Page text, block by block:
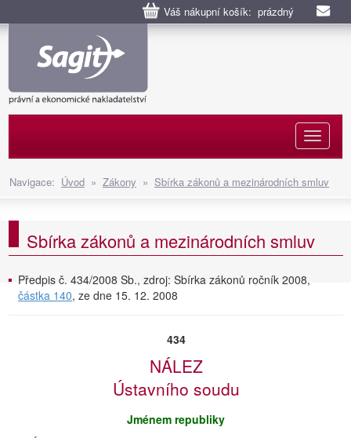
Váš nákupní košík: prázdný
Navigace: Úvod » Zákony » Sbírka zákonů a mezinárodních smluv
Sbírka zákonů a mezinárodních smluv
Předpis č. 434/2008 Sb., zdroj: Sbírka zákonů ročník 2008,
částka 140, ze dne 15. 12. 2008
434
NÁLEZ
Ústavního soudu
Jménem republiky